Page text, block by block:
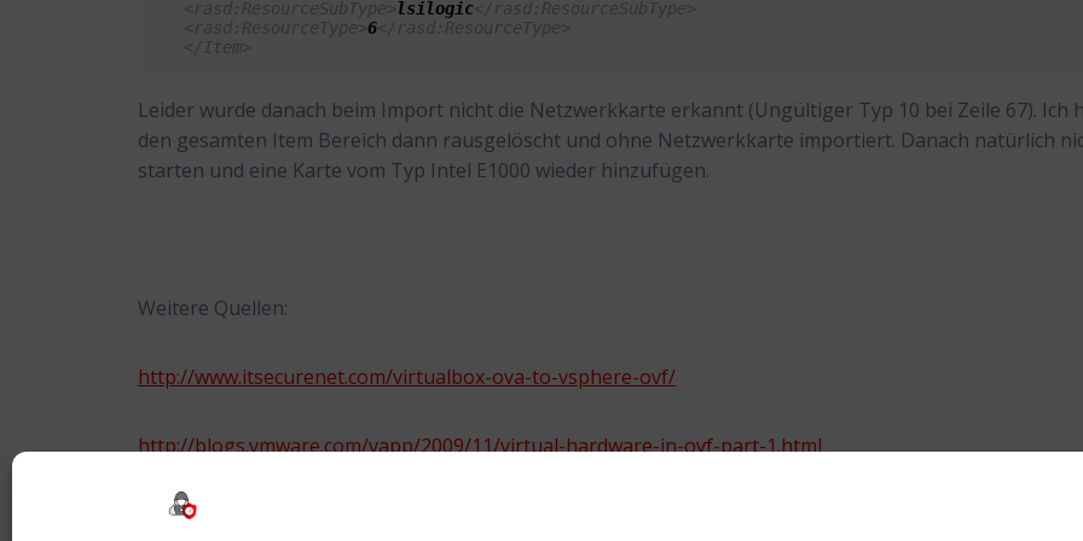
<rasd:ResourceSubType>lsilogic</rasd:ResourceSubType>
<rasd:ResourceType>6</rasd:ResourceType>
</Item>
Leider wurde danach beim Import nicht die Netzwerkkarte erkannt (Ungültiger Typ 10 bei Zeile 67). Ich
den gesamten Item Bereich dann rausgelöscht und ohne Netzwerkkarte importiert. Danach natürlich
starten und eine Karte vom Typ Intel E1000 wieder hinzufügen.
Weitere Quellen:
http://www.itsecurenet.com/virtualbox-ova-to-vsphere-ovf/
http://blogs.vmware.com/vapp/2009/11/virtual-hardware-in-ovf-part-1.html